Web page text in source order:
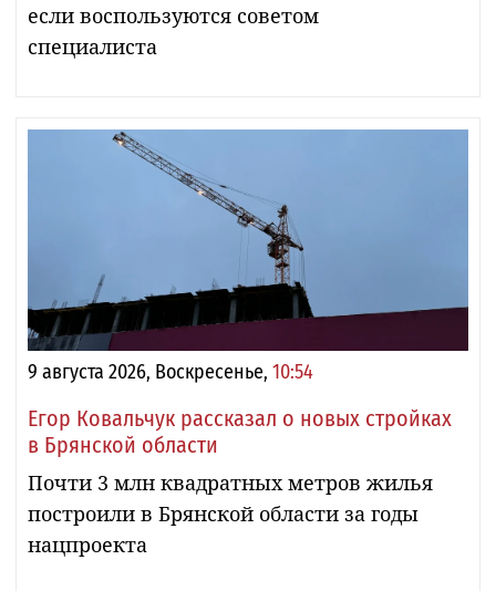
если воспользуются советом
специалиста
9 августа 2026, Воскресенье, 10:54
Егор Ковальчук рассказал о новых стройках
в Брянской области
Почти 3 млн квадратных метров жилья
построили в Брянской области за годы
нацпроекта